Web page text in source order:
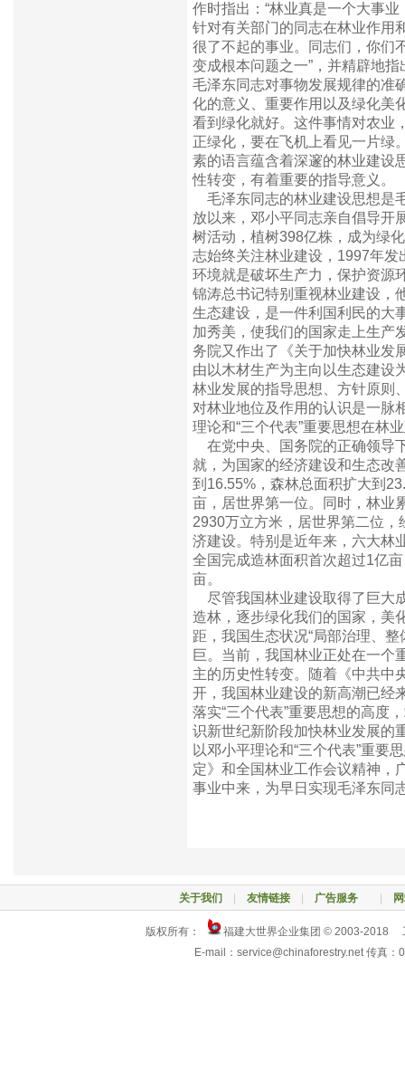
作时指出：“林业真是一个大事
针对有关部门的同志在林业作用
很了不起的事业。同志们，你们
变成根本问题之一”，并精辟地
毛泽东同志对事物发展规律的准
化的意义、重要作用以及绿化美
看到绿化就好。这件事情对农业
正绿化，要在飞机上看见一片绿
素的语言蕴含着深邃的林业建设
性转变，有着重要的指导意义。
毛泽东同志的林业建设思想是
放以来，邓小平同志亲自倡导开
树活动，植树398亿株，成为绿
志始终关注林业建设，1997年发
环境就是破坏生产力，保护资源
锦涛总书记特别重视林业建设，
生态建设，是一件利国利民的大
加秀美，使我们的国家走上生产
务院又作出了《关于加快林业发
由以木材生产为主向以生态建设
林业发展的指导思想、方针原则
对林业地位及作用的认识是一脉
理论和“三个代表”重要思想在林
在党中央、国务院的正确领导
就，为国家的经济建设和生态改
到16.55%，森林总面积扩大到
亩，居世界第一位。同时，林业
2930万立方米，居世界第二位
济建设。特别是近年来，六大林
全国完成造林面积首次超过1亿
亩。
尽管我国林业建设取得了巨大
造林，逐步绿化我们的国家，美
距，我国生态状况“局部治理、
巨。当前，我国林业正处在一个
主的历史性转变。随着《中共中
开，我国林业建设的新高潮已经
落实“三个代表”重要思想的高度
识新世纪新阶段加快林业发展的
以邓小平理论和“三个代表”重要
定》和全国林业工作会议精神，
事业中来，为早日实现毛泽东同
关于我们 友情链接| 广告服务
版权所有：
福建大世界企业集团 © 2003-2018
E-mail：service@chinaforestry.net 传真